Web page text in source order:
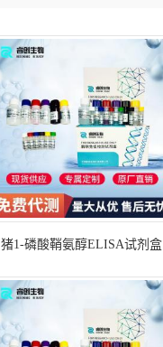
猪1-磷酸鞘氨醇ELISA试剂盒